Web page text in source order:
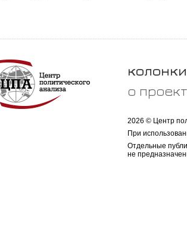
колонки
о
2026 © Центр
При
Отдельные
не